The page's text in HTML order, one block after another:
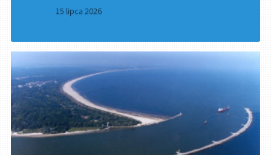
15 lipca 2026